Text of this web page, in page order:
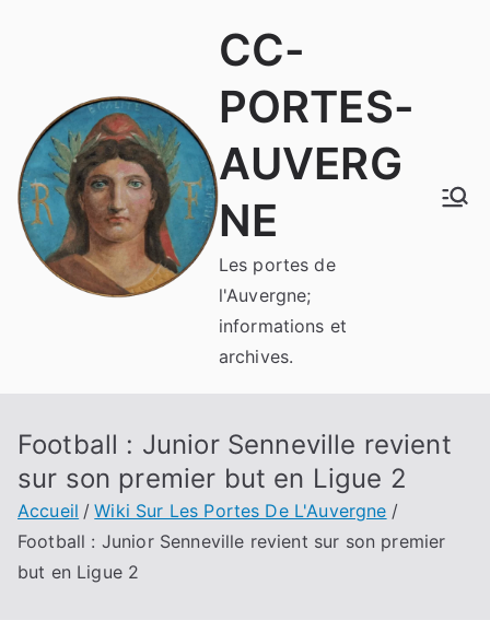
CC-
PORTES-
AUVERG
NE
Les portes de
l'Auvergne;
informations et
archives.
Football : Junior Senneville revient
sur son premier but en Ligue 2
Accueil
Wiki Sur Les Portes De L'Auvergne
Football : Junior Senneville revient sur son premier
but en Ligue 2